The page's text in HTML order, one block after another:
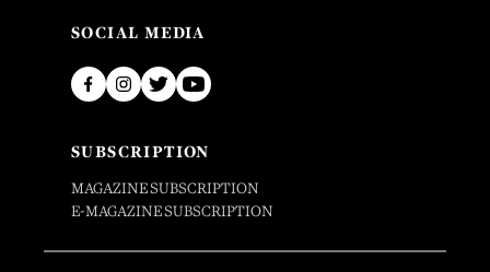
SOCIAL MEDIA
SUBSCRIPTION
MAGAZINE SUBSCRIPTION
E-MAGAZINE SUBSCRIPTION